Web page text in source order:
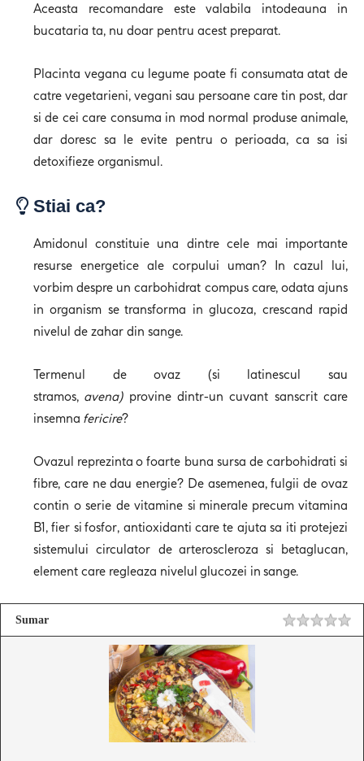
Aceasta recomandare este valabila intodeauna in
bucataria ta, nu doar pentru acest preparat.
Placinta vegana cu legume poate fi consumata atat de
catre vegetarieni, vegani sau persoane care tin post, dar
si de cei care consuma in mod normal produse animale,
dar doresc sa le evite pentru o perioada, ca sa isi
detoxifieze organismul.
Stiai ca?
Amidonul constituie una dintre cele mai importante
resurse energetice ale corpului uman? In cazul lui,
vorbim despre un carbohidrat compus care, odata ajuns
in organism se transforma in glucoza, crescand rapid
nivelul de zahar din sange.
Termenul de ovaz (si latinescul sau
stramos, avena) provine dintr-un cuvant sanscrit care
insemna fericire?
Ovazul reprezinta o foarte buna sursa de carbohidrati si
fibre, care ne dau energie? De asemenea, fulgii de ovaz
contin o serie de vitamine si minerale precum vitamina
B1, fier si fosfor, antioxidanti care te ajuta sa iti protejezi
sistemului circulator de arteroscleroza si
betaglucan,
element care regleaza nivelul glucozei in sange.
Sumar